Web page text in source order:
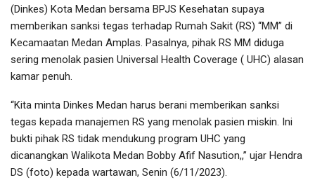
(Dinkes) Kota Medan bersama BPJS Kesehatan supaya
memberikan sanksi tegas terhadap Rumah Sakit (RS) “MM” di
Kecamaatan Medan Amplas. Pasalnya, pihak RS MM diduga
sering menolak pasien Universal Health Coverage ( UHC) alasan
kamar penuh.
“Kita minta Dinkes Medan harus berani memberikan sanksi
tegas kepada manajemen RS yang menolak pasien miskin. Ini
bukti pihak RS tidak mendukung program UHC yang
dicanangkan Walikota Medan Bobby Afif Nasution,,” ujar Hendra
DS (foto) kepada wartawan, Senin (6/11/2023).